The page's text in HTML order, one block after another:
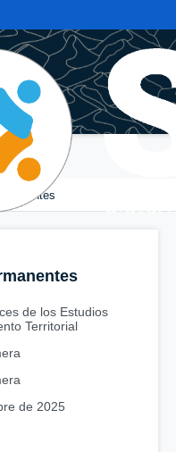
de los Estudios
Territorial
de 2025